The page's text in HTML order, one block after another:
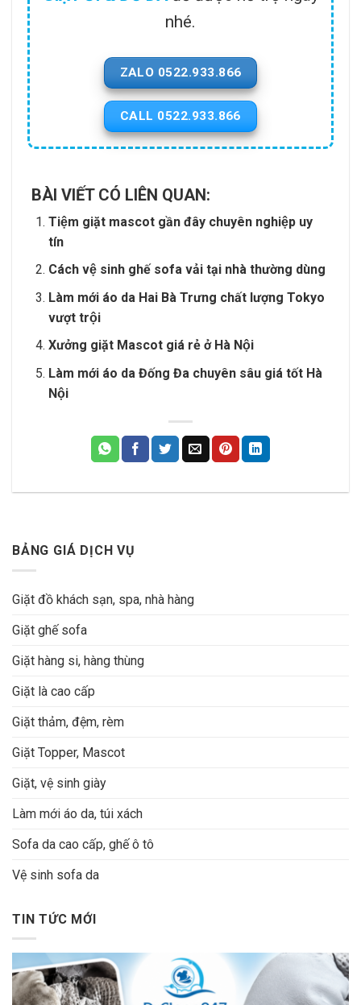
nhé.
ZALO 0522.933.866
CALL 0522.933.866
BÀI VIẾT CÓ LIÊN QUAN:
Tiệm giặt mascot gần đây chuyên nghiệp uy
tín
Cách vệ sinh ghế sofa vải tại nhà thường dùng
Làm mới áo da Hai Bà Trưng chất lượng Tokyo
vượt trội
Xưởng giặt Mascot giá rẻ ở Hà Nội
Làm mới áo da Đống Đa chuyên sâu giá tốt Hà
Nội
BẢNG GIÁ DỊCH VỤ
Giặt đồ khách sạn, spa, nhà hàng
Giặt ghế sofa
Giặt hàng si, hàng thùng
Giặt là cao cấp
Giặt thảm, đệm, rèm
Giặt Topper, Mascot
Giặt, vệ sinh giày
Làm mới áo da, túi xách
Sofa da cao cấp, ghế ô tô
Vệ sinh sofa da
TIN TỨC MỚI